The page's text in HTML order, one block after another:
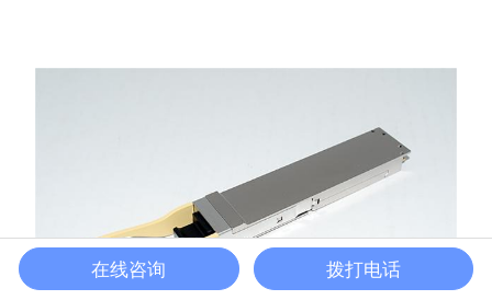
在线咨询 拨打电话